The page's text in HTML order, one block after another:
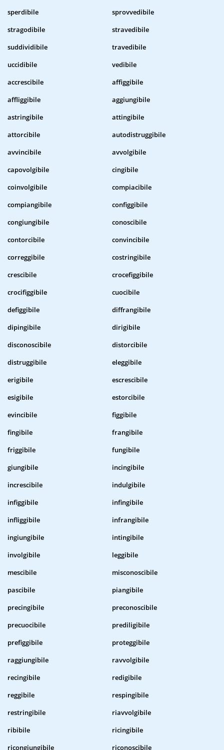
sperdibile
sprovvedibile
stragodibile
stravedibile
suddividibile
travedibile
uccidibile
vedibile
accrescibile
affiggibile
affliggibile
aggiungibile
astringibile
attingibile
attorcibile
autodistruggibile
avvincibile
avvolgibile
capovolgibile
cingibile
coinvolgibile
compiacibile
compiangibile
configgibile
congiungibile
conoscibile
contorcibile
convincibile
correggibile
costringibile
crescibile
crocefiggibile
crocifiggibile
cuocibile
defiggibile
diffrangibile
dipingibile
dirigibile
disconoscibile
distorcibile
distruggibile
eleggibile
erigibile
escrescibile
esigibile
estorcibile
evincibile
figgibile
fingibile
frangibile
friggibile
fungibile
giungibile
incingibile
increscibile
indulgibile
infiggibile
infingibile
infliggibile
infrangibile
ingiungibile
intingibile
involgibile
leggibile
mescibile
misconoscibile
pascibile
piangibile
precingibile
preconoscibile
precuocibile
prediligibile
prefiggibile
proteggibile
raggiungibile
ravvolgibile
recingibile
redigibile
reggibile
respingibile
restringibile
riavvolgibile
ribibile
ricingibile
ricongiungibile
riconoscibile